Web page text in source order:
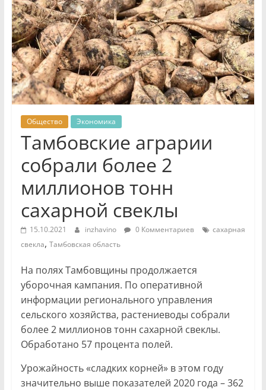
Общество Экономика
Тамбовские аграрии
собрали более 2
миллионов тонн
сахарной свеклы
15.10.2021 inzhavino 0 Комментариев
сахарная
свекла, Тамбовская область
На полях Тамбовщины продолжается
уборочная кампания. По оперативной
информации регионального управления
сельского хозяйства, растениеводы собрали
более 2 миллионов тонн сахарной свеклы.
Обработано 57 процента полей.
Урожайность «сладких корней» в этом году
значительно выше показателей 2020 года – 362